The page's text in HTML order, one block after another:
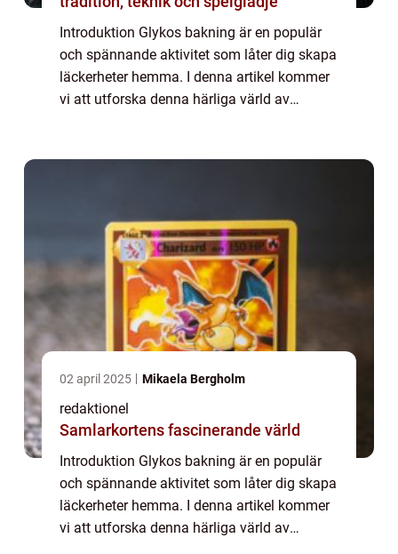
Introduktion Glykos bakning är en populär
och spännande aktivitet som låter dig skapa
läckerheter hemma. I denna artikel kommer
vi att utforska denna härliga värld av
02 april 2025 Mikaela Bergholm
redaktionel
Samlarkortens fascinerande värld
Introduktion Glykos bakning är en populär
och spännande aktivitet som låter dig skapa
läckerheter hemma. I denna artikel kommer
vi att utforska denna härliga värld av